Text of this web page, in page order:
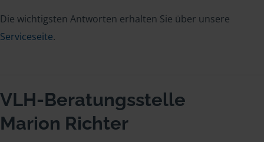
Die wichtigsten Antworten erhalten Sie über unsere
Serviceseite.
VLH-Beratungsstelle
Marion Richter